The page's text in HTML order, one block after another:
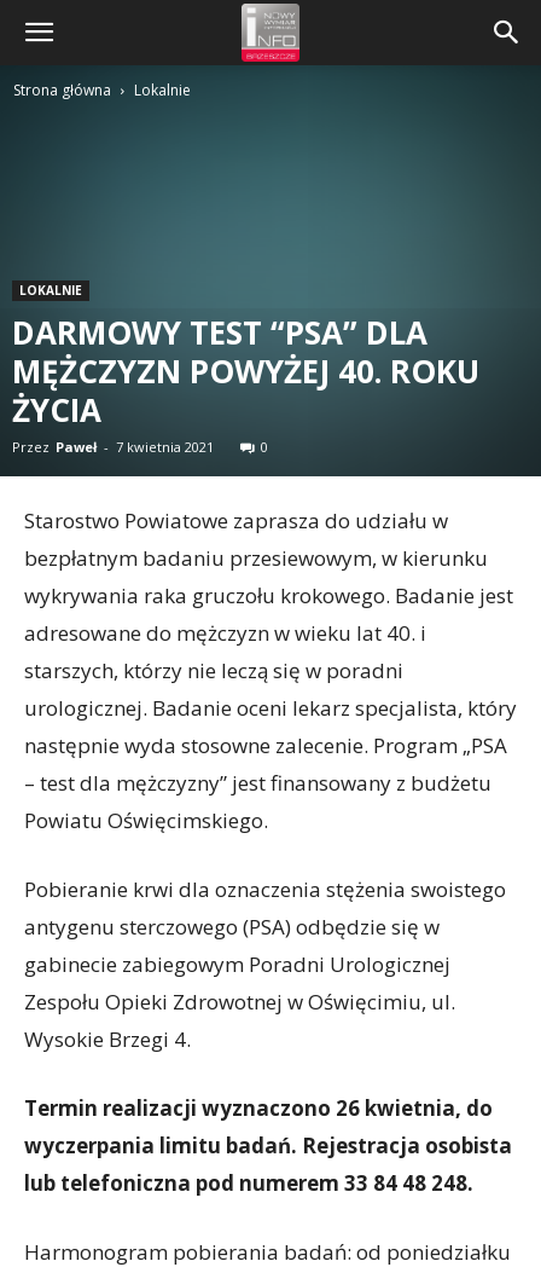
Strona główna Lokalnie
LOKALNIE
DARMOWY TEST “PSA” DLA
MĘŻCZYZN POWYŻEJ 40. ROKU
ŻYCIA
Przez Paweł - 7 kwietnia 2021 0
Starostwo Powiatowe zaprasza do udziału w
bezpłatnym badaniu przesiewowym, w kierunku
wykrywania raka gruczołu krokowego. Badanie jest
adresowane do mężczyzn w wieku lat 40. i
starszych, którzy nie leczą się w poradni
urologicznej. Badanie oceni lekarz specjalista, który
następnie wyda stosowne zalecenie. Program „PSA
– test dla mężczyzny” jest finansowany z budżetu
Powiatu Oświęcimskiego.
Pobieranie krwi dla oznaczenia stężenia swoistego
antygenu sterczowego (PSA) odbędzie się w
gabinecie zabiegowym Poradni Urologicznej
Zespołu Opieki Zdrowotnej w Oświęcimiu, ul.
Wysokie Brzegi 4.
Termin realizacji wyznaczono 26 kwietnia, do
wyczerpania limitu badań. Rejestracja osobista
lub telefoniczna pod numerem 33 84 48 248.
Harmonogram pobierania badań: od poniedziałku